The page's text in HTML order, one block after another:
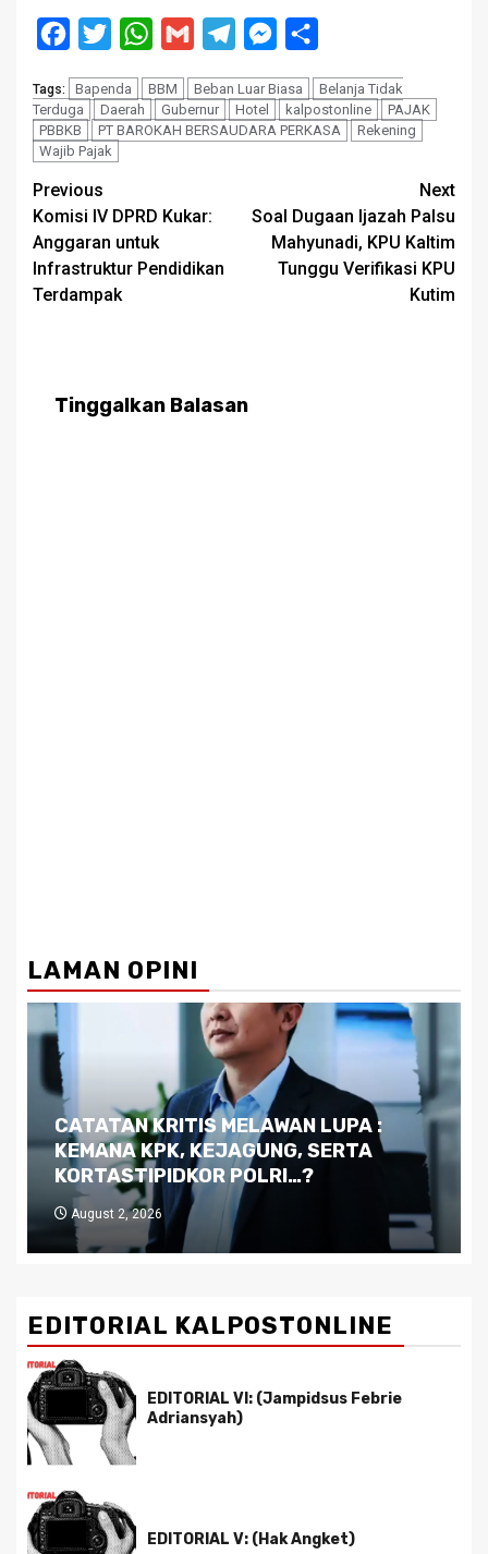
Facebook
Twitter WhatsApp
Gmail TelegramMessenger
Tags: Bapenda BBM Beban Luar Biasa
Belanja Tidak
Terduga
Daerah Gubernur Hotel kalpostonline
PAJAK
PBBKB
PT BAROKAH BERSAUDARA PERKASA
Rekening
Wajib Pajak
Post
navigation
Previous
Komisi IV DPRD Kukar:
Anggaran untuk
Infrastruktur Pendidikan
Terdampak
Next
Soal Dugaan Ijazah Palsu
Mahyunadi, KPU Kaltim
Tunggu Verifikasi KPU
Kutim
Tinggalkan Balasan
LAMAN OPINI
Dilema Kaltim di Tengah Krisis:
Kutukan Sumber Daya Alam dan
Pemimpin yang Tak Kreatif
July 29, 2026
EDITORIAL KALPOSTONLINE
EDITORIAL VI: (Jampidsus Febrie
Adriansyah)
EDITORIAL V: (Hak Angket)